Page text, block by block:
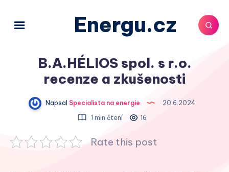
Energu.cz
B.A.HÉLIOS spol. s r.o.
recenze a zkušenosti
Napsal Specialista na energie
20.6.2024
1 min čtení
16
Rate this post